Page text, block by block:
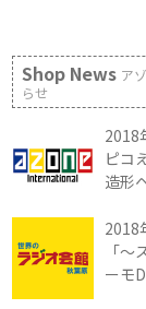
Shop News ア
らせ
2018
ピコ
造形
2018
「
ーモ